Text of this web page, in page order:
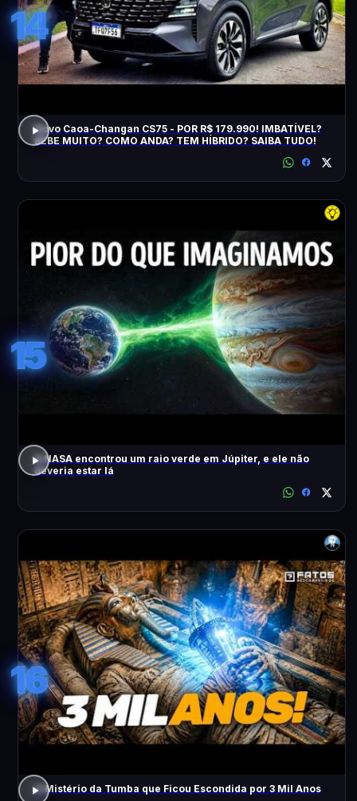
14
Novo Caoa-Changan CS75 - POR R$ 179.990! IMBATÍVEL?
BEBE MUITO? COMO ANDA? TEM HÍBRIDO? SAIBA TUDO!
15
A NASA encontrou um raio verde em Júpiter, e ele não
deveria estar lá
16
O Mistério da Tumba que Ficou Escondida por 3 Mil Anos